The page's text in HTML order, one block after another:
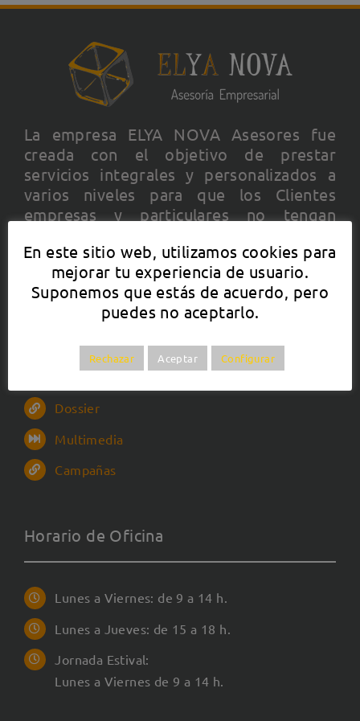
La empresa ELYA NOVA Asesores fue
creada con el objetivo de prestar
servicios integrales y personalizados a
varios niveles para que los Clientes
empresas y particulares no tengan
de sus negocios.
Datos de interés
Dossier
Multimedia
Campañas
Horario de Oficina
Lunes a Viernes: de 9 a 14 h.
Lunes a Jueves: de 15 a 18 h.
Jornada Estival:
Lunes a Viernes de 9 a 14 h.
En este sitio web, utilizamos cookies para
mejorar tu experiencia de usuario.
Suponemos que estás de acuerdo, pero
puedes no aceptarlo.
Rechazar Aceptar Configurar